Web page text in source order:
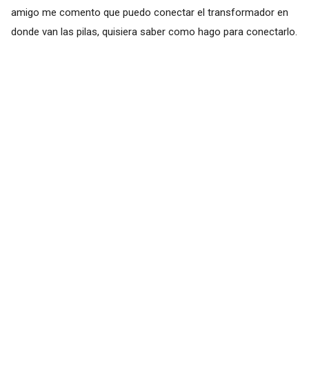
amigo me comento que puedo conectar el transformador en
donde van las pilas, quisiera saber como hago para conectarlo.